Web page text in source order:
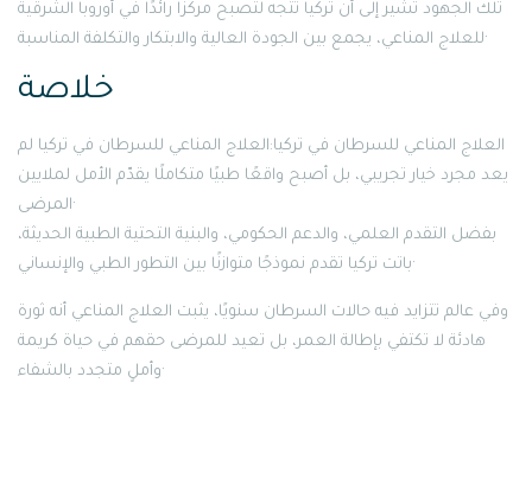
تلك الجهود تشير إلى أن تركيا تتجه لتصبح مركزًا رائدًا في أوروبا الشرقية
للعلاج المناعي، يجمع بين الجودة العالية والابتكار والتكلفة المناسبة·
خلاصة
العلاج المناعي للسرطان في تركيا:العلاج المناعي للسرطان في تركيا لم
يعد مجرد خيار تجريبي، بل أصبح واقعًا طبيًا متكاملًا يقدّم الأمل لملايين
المرضى·
بفضل التقدم العلمي، والدعم الحكومي، والبنية التحتية الطبية الحديثة،
باتت تركيا تقدم نموذجًا متوازنًا بين التطور الطبي والإنساني·
وفي عالم تتزايد فيه حالات السرطان سنويًا، يثبت العلاج المناعي أنه ثورة
هادئة لا تكتفي بإطالة العمر، بل تعيد للمرضى حقهم في حياة كريمة
وأملٍ متجدد بالشفاء·